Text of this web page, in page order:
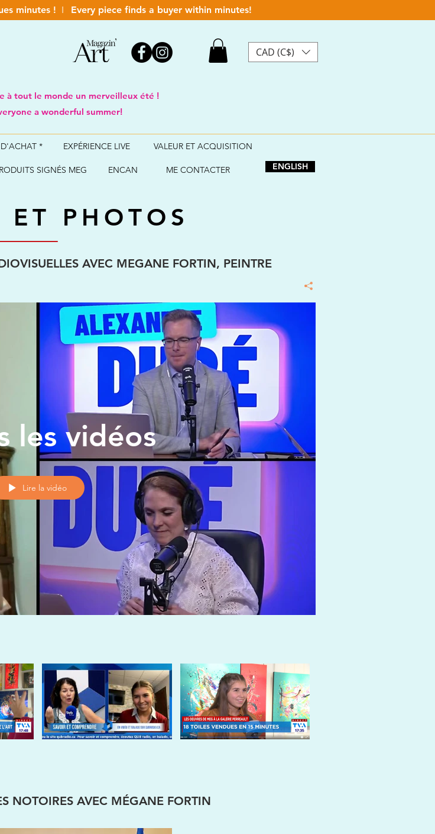
minutes ! I Every piece finds a buyer within minutes!
à tout le monde un merveilleux été !
a wonderful summer!
CAD (C$)
* EXPÉRIENCE LIVE VALEUR ET ACQUISITION
SIGNÉS MEG ENCAN ME CONTACTER ENGLISH
les vidéos
Lire la vidéo
ET PHOTOS
AVEC MEGANE FORTIN, PEINTRE
NOTOIRES AVEC MÉGANE FORTIN